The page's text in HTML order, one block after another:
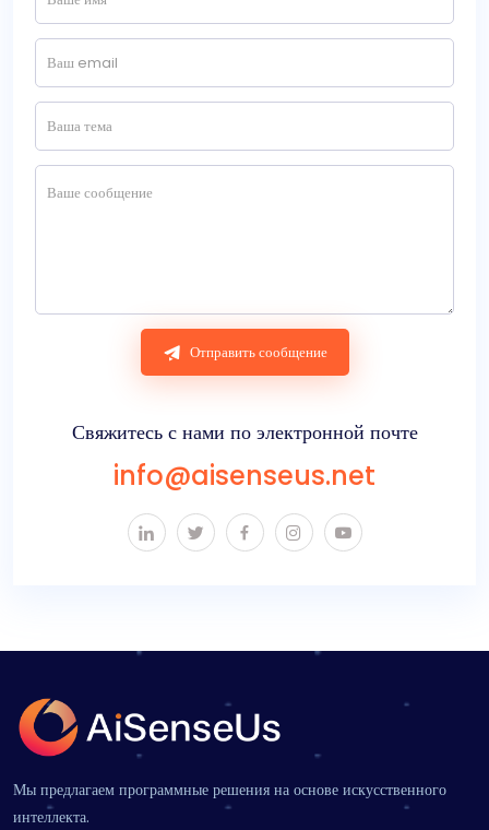
Отправить сообщение
Свяжитесь с нами по электронной почте
info@aisenseus.net
Мы предлагаем программные решения на основе искусственного
интеллекта.